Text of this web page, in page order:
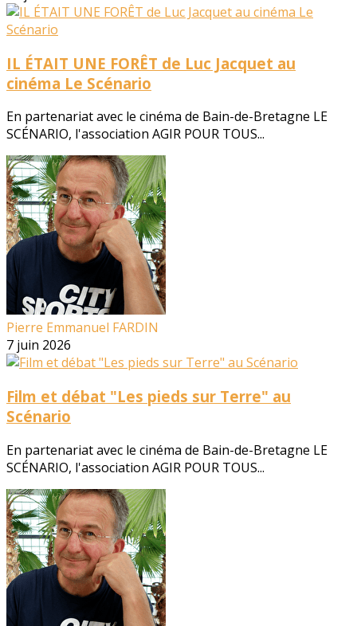
IL ÉTAIT UNE FORÊT de Luc Jacquet au
cinéma Le Scénario
En partenariat avec le cinéma de Bain-de-Bretagne LE
SCÉNARIO, l'association AGIR POUR TOUS...
Pierre Emmanuel FARDIN
7 juin 2026
Film et débat "Les pieds sur Terre" au
Scénario
En partenariat avec le cinéma de Bain-de-Bretagne LE
SCÉNARIO, l'association AGIR POUR TOUS...